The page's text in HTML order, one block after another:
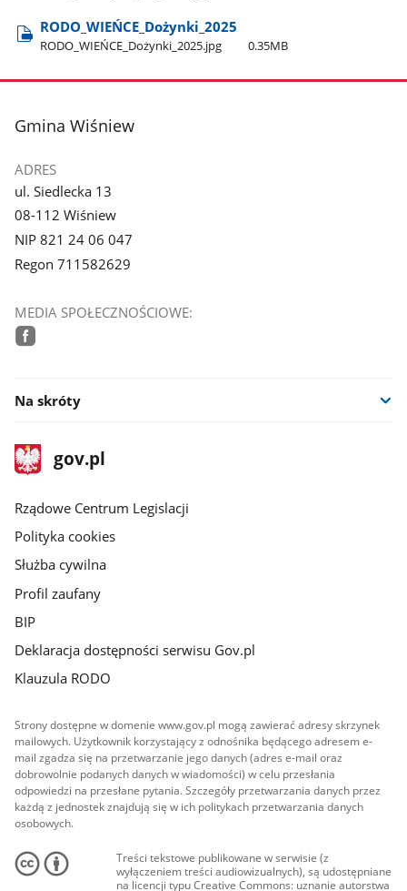
RODO​_WIEŃCE​_Dożynki​_2025
RODO​_WIEŃCE​_Dożynki​_2025.jpg 0.35MB
stopka
Gmina Wiśniew
ADRES
ul. Siedlecka 13
08-112 Wiśniew
NIP 821 24 06 047
Regon 711582629
MEDIA SPOŁECZNOŚCIOWE:
Na skróty
stopka
gov.plStrona
gov.pl
Rządowe Centrum Legislacji
Polityka cookies
Służba cywilna
Profil zaufany
BIP
Deklaracja dostępności serwisu Gov.pl
Klauzula RODO
Strony dostępne w domenie www.gov.pl mogą zawierać adresy skrzynek
mailowych. Użytkownik korzystający z odnośnika będącego adresem e-
mail zgadza się na przetwarzanie jego danych (adres e-mail oraz
dobrowolnie podanych danych w wiadomości) w celu przesłania
odpowiedzi na przesłane pytania. Szczegóły przetwarzania danych przez
każdą z jednostek znajdują się w ich politykach przetwarzania danych
osobowych.
Treści tekstowe publikowane w serwisie (z
wyłączeniem treści audiowizualnych), są udostępniane
na licencji typu Creative Commons: uznanie autorstwa